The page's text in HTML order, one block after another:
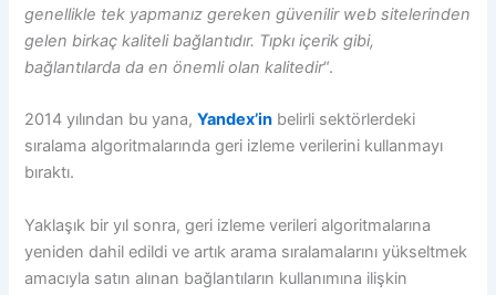
genellikle tek yapmanız gereken güvenilir web sitelerinden
gelen birkaç kaliteli bağlantıdır. Tıpkı içerik gibi,
bağlantılarda da en önemli olan kalitedir“.
2014 yılından bu yana,Yandex’in belirli sektörlerdeki
sıralama algoritmalarında geri izleme verilerini kullanmayı
bıraktı.
Yaklaşık bir yıl sonra, geri izleme verileri algoritmalarına
yeniden dahil edildi ve artık arama sıralamalarını yükseltmek
amacıyla satın alınan bağlantıların kullanımına ilişkin